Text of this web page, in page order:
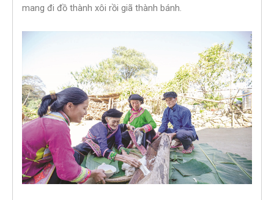
mang đi đồ thành xôi rồi giã thành bánh.